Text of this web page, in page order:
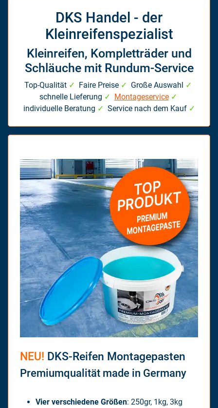
DKS Handel - der
Kleinreifenspezialist
Kleinreifen, Kompletträder und
Schläuche mit Rundum-Service
Top-Qualität ✓ Faire Preise ✓ Große Auswahl ✓
schnelle Lieferung ✓ Montageservice ✓
individuelle Beratung ✓ Service nach dem Kauf ✓
NEU! DKS-Reifen Montagepasten
Premiumqualität made in Germany
Vier verschiedene Größen: 250gr, 1kg, 3kg